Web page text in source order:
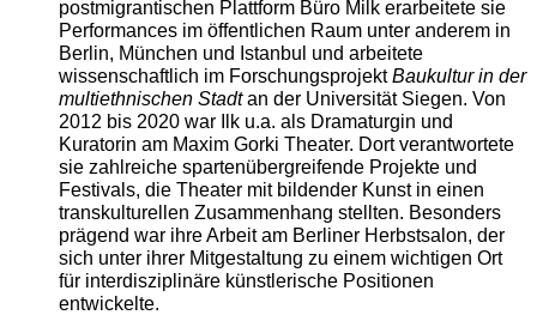
postmigrantischen Plattform Büro Milk erarbeitete sie
Performances im öffentlichen Raum unter anderem in
Berlin, München und Istanbul und arbeitete
wissenschaftlich im ForschungsprojektBaukultur in der
multiethnischen Stadtan der Universität Siegen. Von
2012 bis 2020 war Ilk u.a. als Dramaturgin und
Kuratorin am Maxim Gorki Theater. Dort verantwortete
sie zahlreiche spartenübergreifende Projekte und
Festivals, die Theater mit bildender Kunst in einen
transkulturellen Zusammenhang stellten. Besonders
prägend war ihre Arbeit am Berliner Herbstsalon, der
sich unter ihrer Mitgestaltung zu einem wichtigen Ort
für interdisziplinäre künstlerische Positionen
entwickelte.